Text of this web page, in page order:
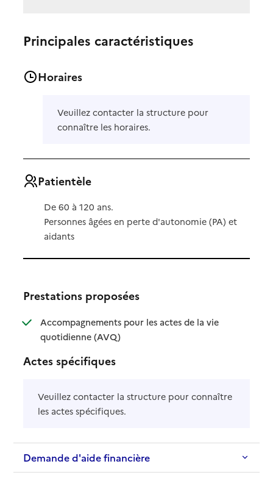
Principales caractéristiques
Horaires
Veuillez contacter la structure pour
connaître les horaires.
Patientèle
De 60 à 120 ans.
Personnes âgées en perte d'autonomie (PA) et
aidants
Prestations proposées
Accompagnements pour les actes de la vie
quotidienne (AVQ): disponible
: non disponible
Actes spécifiques
Veuillez contacter la structure pour connaître
les actes spécifiques.
Demande d'aide financière